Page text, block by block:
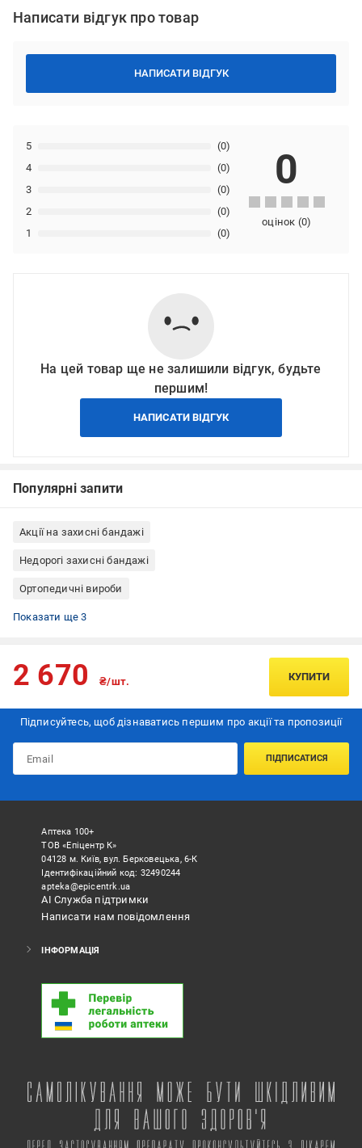
Написати відгук про товар
НАПИСАТИ ВІДГУК
1 (0)
2 (0)
3 (0)
4 (0)
5 (0)
0
оцінок (0)
На цей товар ще не залишили відгук, будьте
першим!
НАПИСАТИ ВІДГУК
Популярні запити
Акції на захисні бандажі
Недорогі захисні бандажі
Ортопедичні вироби
Все для бігу
Лікувальні наколінники
Наколінники при артриті і артрозі
Показати ще 3
2 670 ₴/шт. КУПИТИ
Підписуйтесь, щоб дізнаватись першим про акції та пропозиції
ПІДПИСАТИСЯ
Аптека 100+
ТОВ «Епіцентр К»
04128 м. Київ, вул. Берковецька, 6-К
Ідентифікаційний код: 32490244
apteka@epicentrk.ua
АІ Служба підтримки
Написати нам повідомлення
ІНФОРМАЦІЯ